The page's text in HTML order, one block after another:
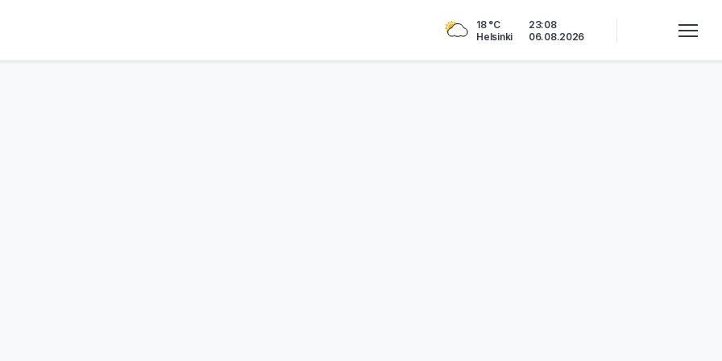
18 °C
Helsinki
23:08
06.08.2026